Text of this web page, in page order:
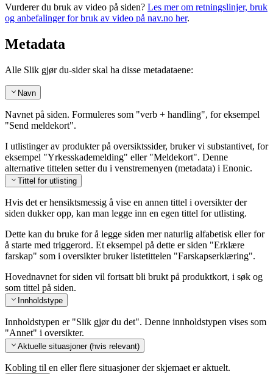
Vurderer du bruk av video på siden? Les mer om retningslinjer, bruk
og anbefalinger for bruk av video på nav.no her.
Metadata
Alle Slik gjør du-sider skal ha disse metadataene:
Navn
Navnet på siden. Formuleres som "verb + handling", for eksempel
"Send meldekort".
I utlistinger av produkter på oversiktssider, bruker vi substantivet, for
eksempel "Yrkesskademelding" eller "Meldekort". Denne
alternative tittelen setter du i venstremenyen (metadata) i Enonic.
Tittel for utlisting
Hvis det er hensiktsmessig å vise en annen tittel i oversikter der
siden dukker opp, kan man legge inn en egen tittel for utlisting.
Dette kan du bruke for å legge siden mer naturlig alfabetisk eller for
å starte med triggerord. Et eksempel på dette er siden "Erklære
farskap" som i oversikter bruker listetittelen "Farskapserklæring".
Hovednavnet for siden vil fortsatt bli brukt på produktkort, i søk og
som tittel på siden.
Innholdstype
Innholdstypen er "Slik gjør du det". Denne innholdstypen vises som
"Annet" i oversikter.
Aktuelle situasjoner (hvis relevant)
Kobling til en eller flere situasjoner der skjemaet er aktuelt.